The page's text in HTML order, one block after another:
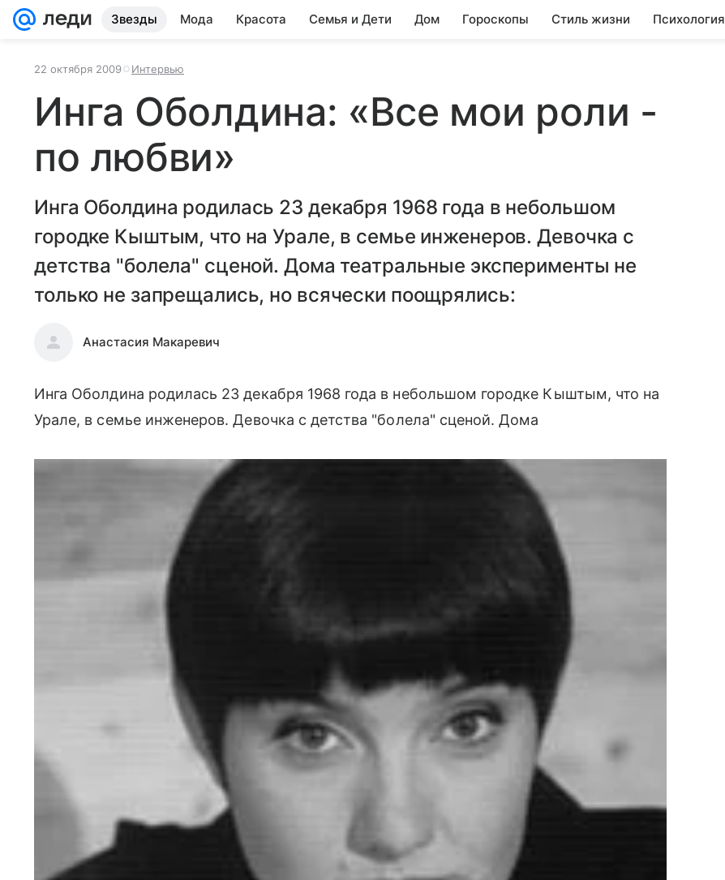
Звезды Мода Красота Семья и Дети Дом Гороскопы Стиль жизни Психология
22 октября 2009 Интервью
Инга Оболдина: «Все мои роли -
по любви»
Инга Оболдина родилась 23 декабря 1968 года в небольшом
городке Кыштым, что на Урале, в семье инженеров. Девочка с
детства "болела" сценой. Дома театральные эксперименты не
только не запрещались, но всячески поощрялись:
Анастасия Макаревич
Инга Оболдина родилась 23 декабря 1968 года в небольшом городке Кыштым, что на
Урале, в семье инженеров. Девочка с детства "болела" сценой. Дома